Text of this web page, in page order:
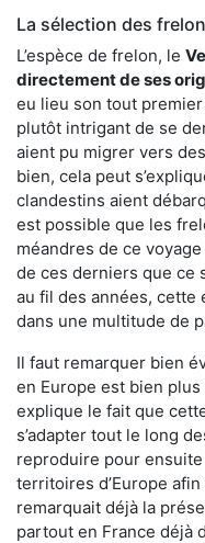
La sélection des
L’espèce de frelon, le
directement de ses
eu lieu son tout premier
plutôt intrigant de se
aient pu migrer vers
bien, cela peut
clandestins aient
est possible que les
méandres de ce
de ces derniers que ce
au fil des années, cette
dans une multitude de
Il faut remarquer bien
en Europe est bien plus
explique le fait que
s’adapter tout le long
reproduire pour
territoires d’Europe
remarquait déjà la
partout en France déjà